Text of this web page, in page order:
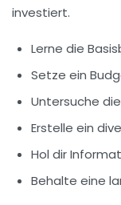
investiert.
Lerne die
Setze ein
Untersuche die
Erstelle ein
Hol dir
Behalte eine